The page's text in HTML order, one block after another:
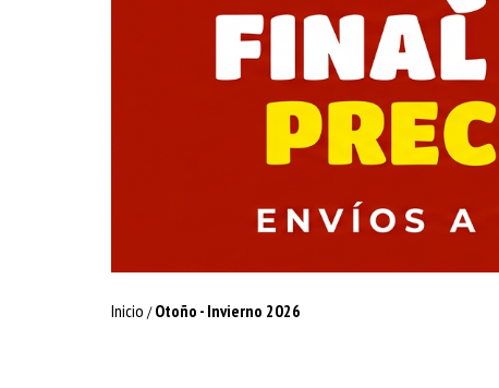
Inicio / Otoño - Invierno 2026